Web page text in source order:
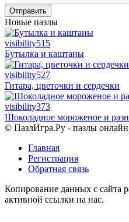
Отправить
Новые пазлы
visibility515
Бутылка и каштаны
visibility527
Гитара, цветочки и сердечки
visibility373
Шоколадное мороженое и
© ПазлИгра.Ру - пазлы
Главная
Регистрация
Обратная связь
Копирование данных с сайта
активной ссылки на нас.